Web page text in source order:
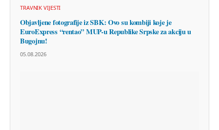
TRAVNIK VIJESTI
Objavljene fotografije iz SBK: Ovo su kombiji koje je
EuroExpress “rentao” MUP-u Republike Srpske za akciju u
Bugojnu!
05.08.2026